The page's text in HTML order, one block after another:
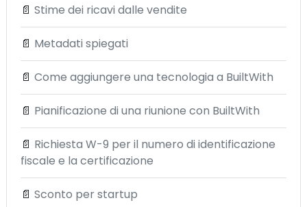
📄 Stime dei ricavi dalle vendite
📄 Metadati spiegati
📄 Come aggiungere una tecnologia a BuiltWith
📄 Pianificazione di una riunione con BuiltWith
📄 Richiesta W-9 per il numero di identificazione
fiscale e la certificazione
📄 Sconto per startup